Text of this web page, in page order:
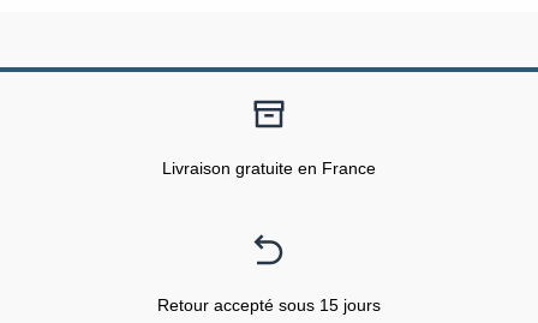
Livraison gratuite en France
Retour accepté sous 15 jours